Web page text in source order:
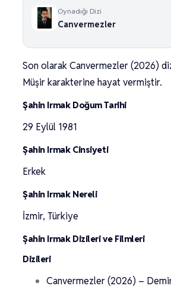
Oynadığı Dizi
Canvermezler
Son olarak Canvermezler (2026)
Müşir karakterine hayat vermiştir.
Şahin Irmak Doğum Tarihi
29 Eylül 1981
Şahin Irmak Cinsiyeti
Erkek
Şahin Irmak Nereli
İzmir, Türkiye
Şahin Irmak Dizileri ve Filmleri
Dizileri
Canvermezler (2026) –